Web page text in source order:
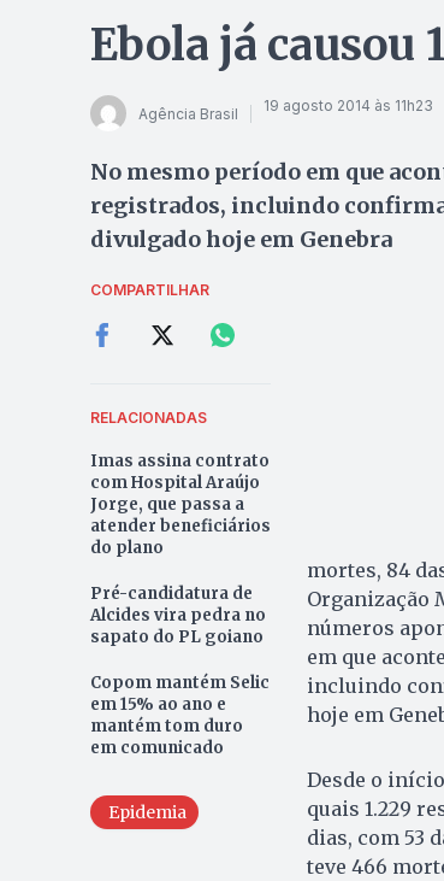
Ebola já causou
Agência Brasil 19 agosto 2014 às 11h23
No mesmo período em que
registrados, incluindo
divulgado hoje em Genebra
COMPARTILHAR
RELACIONADAS
Imas assina contrato
com Hospital Araújo
Jorge, que passa a
atender beneficiários
do plano
Pré-candidatura de
Alcides vira pedra no
sapato do PL goiano
Copom mantém Selic
em 15% ao ano e
mantém tom duro
em comunicado
Epidemia
mortes, 84
Organização
números
em que
incluindo
hoje em
Desde o
quais 1.229
dias, com 53
teve 466